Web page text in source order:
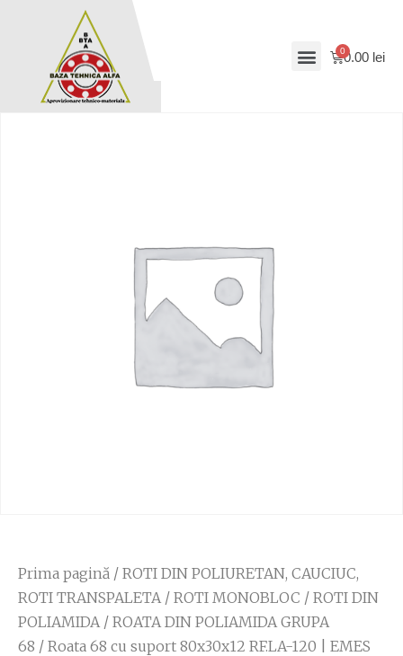
0.00 lei
Prima pagină / ROTI DIN POLIURETAN, CAUCIUC,
ROTI TRANSPALETA/ ROTI MONOBLOC / ROTI DIN
POLIAMIDA/ ROATA DIN POLIAMIDA GRUPA
68 / Roata 68 cu suport 80x30x12 RF.LA-120 | EMES